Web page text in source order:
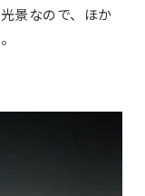
景なので、ほか